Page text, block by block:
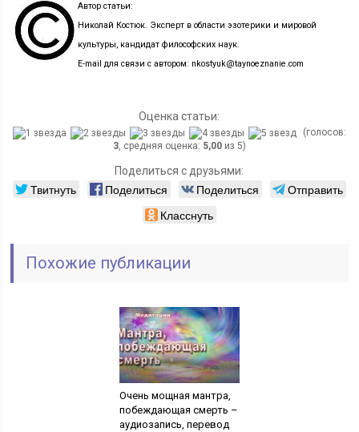
Автор статьи:
Николай Костюк. Эксперт в области эзотерики и мировой
культуры, кандидат философских наук.
E-mail для связи с автором: nkostyuk@taynoeznanie.com
Оценка статьи:
(голосов:
3, средняя оценка: 5,00из 5)
Поделиться с друзьями:
Твитнуть Поделиться Поделиться
Отправить
Класснуть
Похожие публикации
Очень мощная мантра,
побеждающая смерть –
аудиозапись, перевод